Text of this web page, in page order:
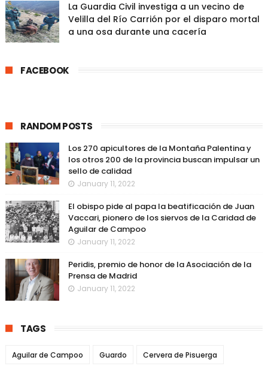
La Guardia Civil investiga a un vecino de
Velilla del Río Carrión por el disparo mortal
a una osa durante una cacería
FACEBOOK
RANDOM POSTS
Los 270 apicultores de la Montaña Palentina y
los otros 200 de la provincia buscan impulsar un
sello de calidad
January 11, 2022
El obispo pide al papa la beatificación de Juan
Vaccari, pionero de los siervos de la Caridad de
Aguilar de Campoo
January 11, 2022
Peridis, premio de honor de la Asociación de la
Prensa de Madrid
January 11, 2022
TAGS
Aguilar de Campoo Guardo Cervera de Pisuerga